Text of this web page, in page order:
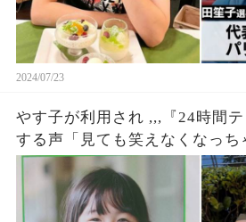
2024/07/23
やす子が利用され ,,,『24時間
する声「見ても笑えなくなっち